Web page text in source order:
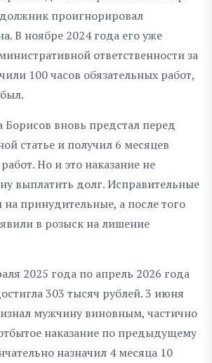
проигнорировал
В ноябре 2024 года его уже
ответственности за
100 часов обязательных работ,
вновь предстал перед
статье и получил 6 месяцев
Но и это наказание не
выплатить долг. Исправительные
принудительные, а после того
в розыск на лишение
2025 года по апрель 2026 года
303 тысяч рублей. 3 июня
мужчину виновным, частично
наказание по предыдущему
назначил 4 месяца 10